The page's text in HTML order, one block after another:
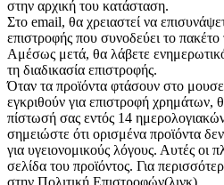
στην αρχική του κατάσταση.
Στο email, θα χρειαστεί να
επιστροφής που συνοδεύει το πακέτο
Αμέσως μετά, θα λάβετε
τη διαδικασία επιστροφής.
Όταν τα προϊόντα φτάσουν στο
εγκριθούν για επιστροφή χρημάτων,
πίστωσή σας εντός 14
σημειώστε ότι ορισμένα προϊόντα
για υγειονομικούς λόγους. Αυτές οι
σελίδα του προϊόντος. Για
στην Πολιτική Επιστροφών(λινκ).